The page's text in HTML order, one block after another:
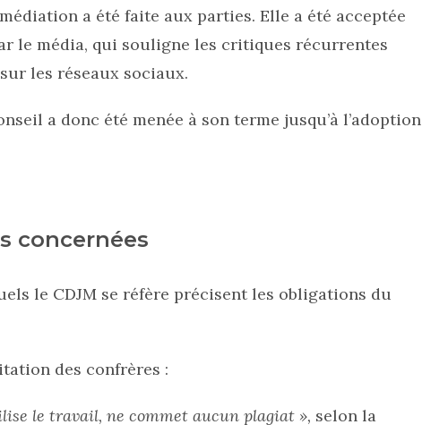
a été faite aux parties. Elle a été acceptée
le média, qui souligne les critiques récurrentes
les réseaux sociaux.
a donc été menée à son terme jusqu’à l’adoption
concernées
le CDJM se réfère précisent les obligations du
des confrères :
le travail, ne commet aucun plagiat », selon la